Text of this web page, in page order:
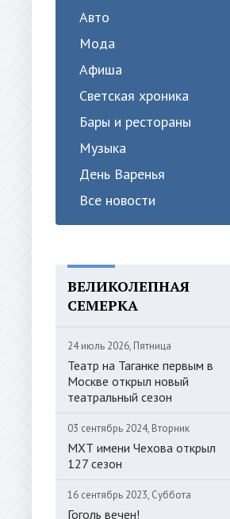
Авто
Мода
Афиша
Светская хроника
Бары и рестораны
Музыка
День Варенья
Все новости
ВЕЛИКОЛЕПНАЯ
СЕМЕРКА
24 июль 2026, Пятница
Театр на Таганке первым в
Москве открыл новый
театральный сезон
03 сентябрь 2024, Вторник
МХТ имени Чехова открыл
127 сезон
16 сентябрь 2023, Суббота
Гоголь вечен!